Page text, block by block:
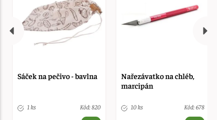
Sáček na pečivo - bavlna
1 ks Kód: 820
Nařezávatko na chléb,
marcipán
10 ks Kód: 678